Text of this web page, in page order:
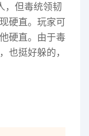
，但毒统领韧
硬直。玩家可
硬直。由于毒
也挺好躲的，